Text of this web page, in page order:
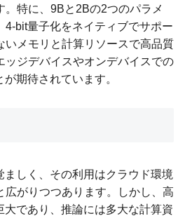
。特に、9Bと2Bの2つのパラメ
4-bit量子化をネイティブでサポー
いメモリと計算リソースで高品質
ッジデバイスやオンデバイスでの
期待されています。
しく、その利用はクラウド環境
広がりつつあります。しかし、高
であり、推論には多大な計算資